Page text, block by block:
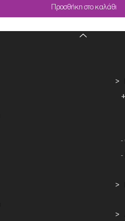
Προσθήκη στο καλάθι
>
-
-
>
>